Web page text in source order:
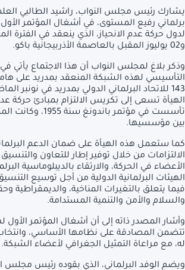
يشارك رئيس مجلس النواب، راشيد الطالبي
برلماني رفيع المستوى، في أشغال المؤتمر الأول
و02 يوليوز المقبل بالعاصمة الأذربيجانية باكو.
وذكر بلاغ لمجلس النواب أن هذا الاجتماع يأتي
التأسيسي لهذه الشبكة المنعقد بمدريد على
143 للاتحاد البرلماني الدولي بمدريد في نونبر
الهيأة تسعى إلى تكريس الالتزام بمبادئ حركة عدم
تأسست في مؤتمر
بين مؤسسيها.
كما ستعمل هذه الهيأة على ضمان الدعم
الالتزامات من خلال توفير إطار للتعاون
الأعضاء في الحركة، والارتقاء بالديبلوماسية
الهيئات البرلمانية الدولية من أجل توسيع
فيما يتعلق بالتغيرات المناخية، والديمقراطية
والسلام والأمن والتنمية المستدامة.
وأشار المصدر ذاته إلى أن أشغال المؤتمر الأول
تتضمن المصادقة على نظامها الأساسي،
له، مع مراعاة التمثيل الجغرافي لأعضاء الشبكة.
ويضم الوفد البرلماني، الذي بقوده رئيس مجلس